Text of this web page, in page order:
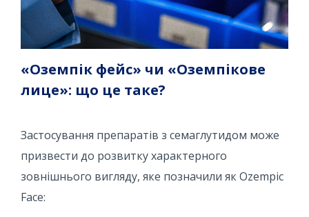
«Оземпік фейс» чи «Оземпікове
лице»: що це таке?
Застосування препаратів з семаглутидом може
призвести до розвитку характерного
зовнішнього вигляду, яке позначили як Ozempic
Face: